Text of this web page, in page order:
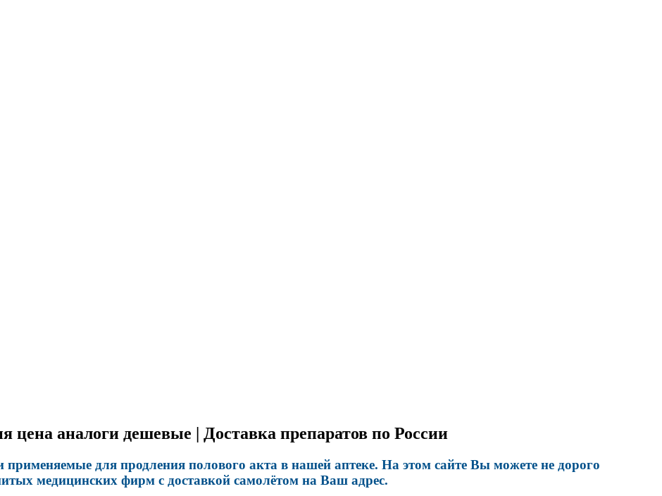
аналоги дешевые | Доставка препаратов по России
для продления полового акта в нашей аптеке. На этом сайте Вы можете не дорого
медицинских фирм с доставкой самолётом на Ваш адрес.